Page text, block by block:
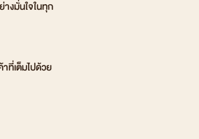
งมั่นใจในทุก
ที่เต็มไปด้วย